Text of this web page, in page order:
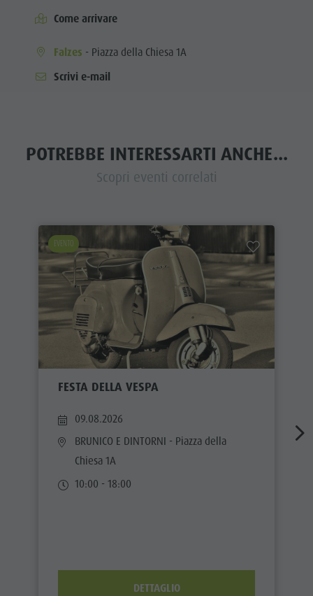
Come arrivare
Falzes - Piazza della Chiesa 1A
Scrivi e-mail
POTREBBE INTERESSARTI ANCHE...
Scopri eventi correlati
EVENTO
FESTA DELLA VESPA
09.08.2026
BRUNICO E DINTORNI - Piazza della
Chiesa 1A
10:00 - 18:00
DETTAGLIO